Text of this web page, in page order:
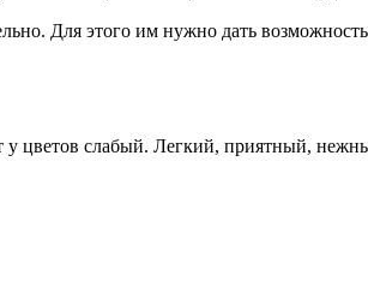
Для этого им нужно дать
цветов слабый. Легкий, приятный,